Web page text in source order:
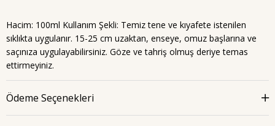
Hacim: 100ml Kullanım Şekli: Temiz tene ve kıyafete istenilen
sıklıkta uygulanır. 15-25 cm uzaktan, enseye, omuz başlarına ve
saçınıza uygulayabilirsiniz. Göze ve tahriş olmuş deriye temas
ettirmeyiniz.
Ödeme Seçenekleri